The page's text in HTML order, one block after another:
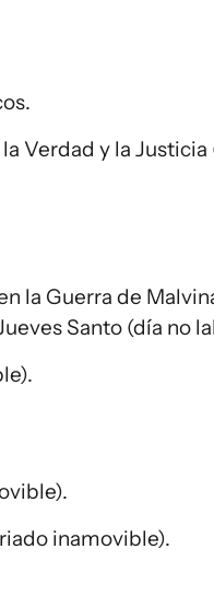
Verdad y la
la Guerra de
Santo (día no
inamovible).